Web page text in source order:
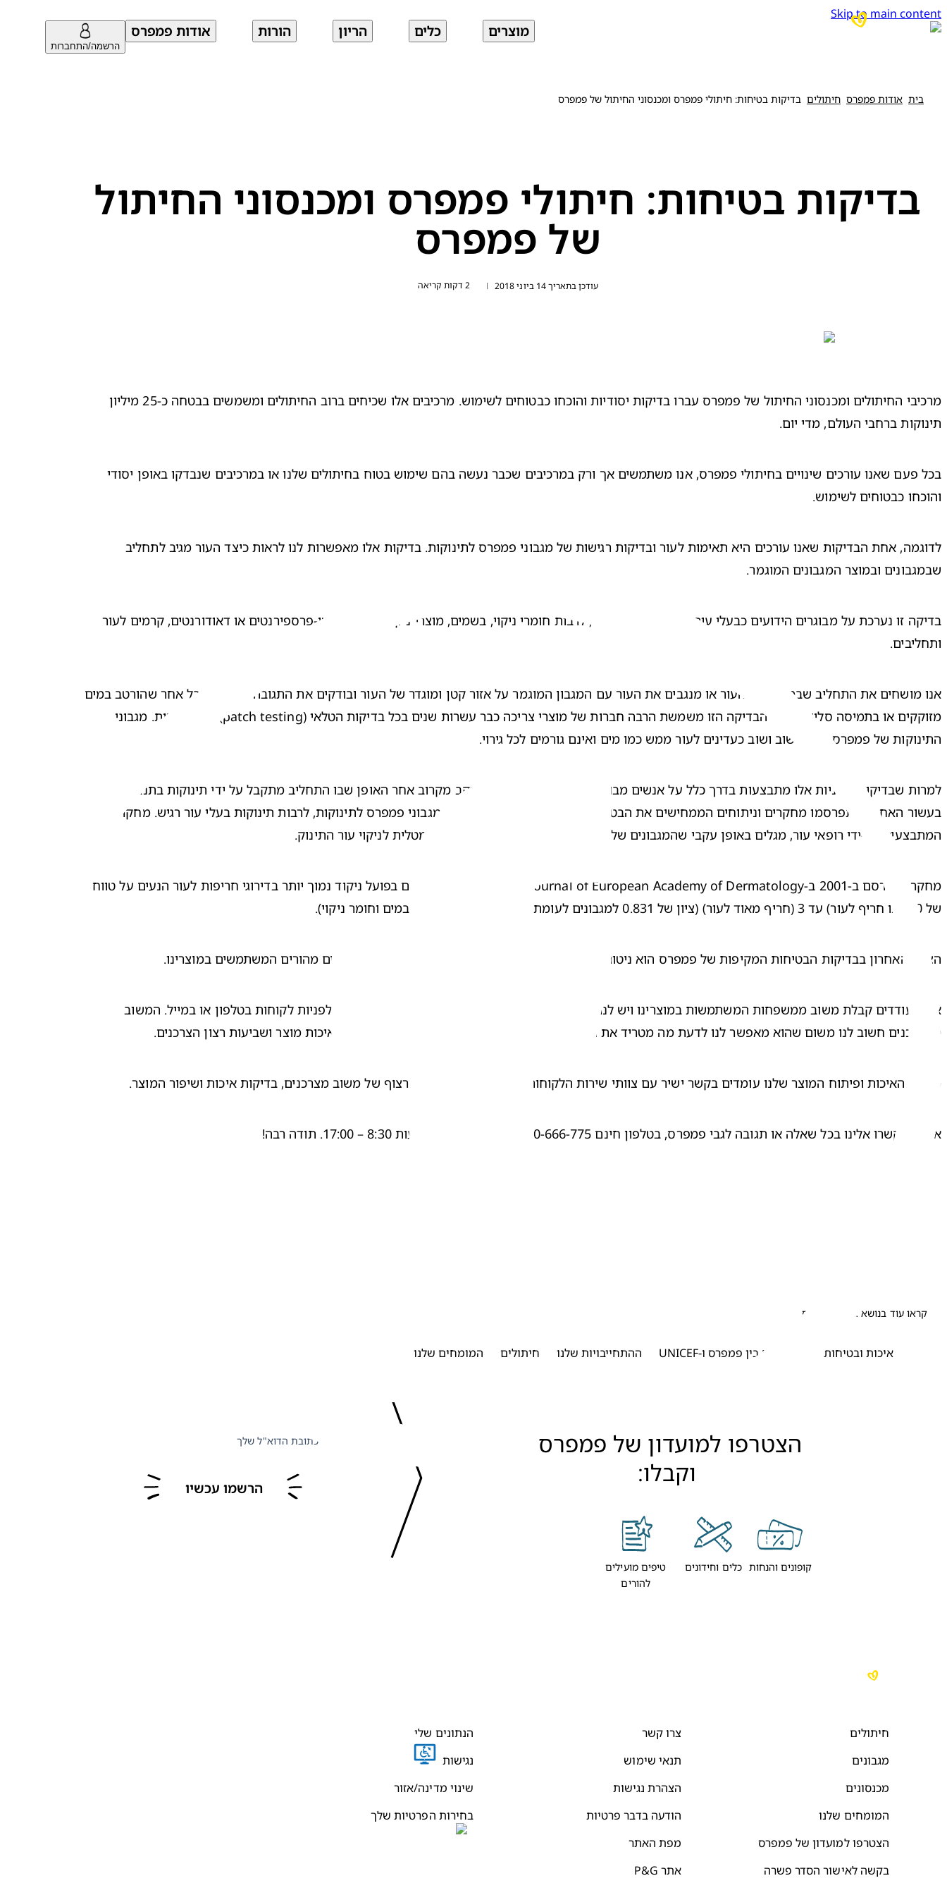
Skip to main content
מוצרים כלים הריון הורות אודות פמפרס
הרשמה/התחברות
בית אודות פמפרס חיתולים בדיקות בטיחות: חיתולי פמפרס ומכנסוני החיתול של פמפרס
בדיקות בטיחות: חיתולי פמפרס ומכנסוני החיתול
של פמפרס
עודכן בתאריך 14 ביוני 2018 | 2 דקות קריאה
תינוקות ברחבי העולם, מדי יום.
בכל פעם שאנו עורכים שינויים בחיתולי פמפרס, אנו משתמשים אך ורק במרכיבים שכבר נעשה בהם שימוש בטוח בחיתולים שלנו או במרכיבים שנבדקו באופן יסודי
והוכחו כבטוחים לשימוש.
לדוגמה, אחת הבדיקות שאנו עורכים היא תאימות לעור ובדיקות רגישות של מגבוני פמפרס לתינוקות. בדיקות אלו מאפשרות לנו לראות כיצד העור מגיב לתחליב
שבמגבונים ובמוצר המגבונים המוגמר.
בדיקה זו נערכת על מבוגרים הידועים כבעלי עור רגיש למגוון מוצרים, לרבות חומרי ניקוי, בשמים, מוצרי ניקוי אישיים, אנטי-פרספירנטים או דאודורנטים, קרמים לעור
ותחליבים.
מזוקקים או בתמיסה סליין רגילה. הבדיקה הזו משמשת הרבה חברות של מוצרי צריכה כבר עשרות שנים בכל בדיקות הטלאי (patch testing) שהן עורכות. מגבוני
התינוקות של פמפרס הוכחו שוב ושוב כעדינים לעור ממש כמו מים ואינם גורמים לכל גירוי.
המתבצעים על-ידי רופאי עור, מגלים באופן עקבי שהמגבונים שלנו עדינים יותר מאשר שימוש במים ומטלית לניקוי עור התינוק.
מחקר שפורסם ב-2001 ב-Journal of European Academy of Dermatology מצא שהמגבונים משיגים בפועל ניקוד נמוך יותר בדירוגי חריפות לעור הנעים על טווח
של 0 (אינו חריף לעור) עד 3 (חריף מאוד לעור) (ציון של 0.831 למגבונים לעומת ציון של 1.019 לשימוש במים וחומר ניקוי).
הצעד האחרון בבדיקות הבטיחות המקיפות של פמפרס הוא ניטור, תיעוד ומעקב אחר תגובות לגבי בטיחות שאנו מקבלים מהורים המשתמשים במוצרינו.
אנו מעודדים קבלת משוב ממשפחות המשתמשות במוצרינו ויש לנו מומחים ייעודיים שעברו הכשרה ספציפית המגיבים לפניות לקוחות בטלפון או במייל. המשוב
מהצרכנים חשוב לנו משום שהוא מאפשר לנו לדעת מה מטריד את ההורים ולשמור על הסטנדרטים הגבוהים ביותר של איכות מוצר ושביעות רצון הצרכנים.
מומחי האיכות ופיתוח המוצר שלנו עומדים בקשר ישיר עם צוותי שירות הלקוחות כך שנוצר מעגל שלם ורצוף של משוב מצרכנים, בדיקות איכות ושיפור המוצר.
אנא התקשרו אלינו בכל שאלה או תגובה לגבי פמפרס, בטלפון חינם 1-800-666-775 בימי א- ה בין השעות 8:30 – 17:00. תודה רבה!
קראו עוד בנושא אודות פמפרס
איכות ובטיחות השותפות בין פמפרס ו-UNICEF ההתחייבויות שלנו חיתולים המומחים שלנו
וקבלו:
קופונים והנחות כלים וחידונים
טיפים מועילים
להורים
כתובת הדוא"ל שלך
הרשמו עכשיו
חיתולים
מגבונים
מכנסונים
המומחים שלנו
הצטרפו למועדון של פמפרס
בקשה לאישור הסדר פשרה
צרו קשר
תנאי שימוש
הצהרת נגישות
הודעה בדבר פרטיות
מפת האתר
אתר P&G
הנתונים שלי
נגישות
שינוי מדינה/אזור
בחירות הפרטיות שלך